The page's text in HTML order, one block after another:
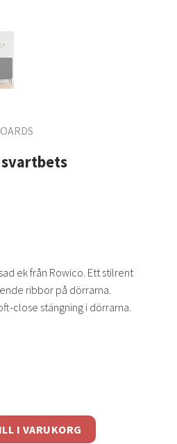
ek från Rowico. Ett stilrent
ribbor på dörrarna.
close stängning i dörrarna.
mängd
I VARUKORG